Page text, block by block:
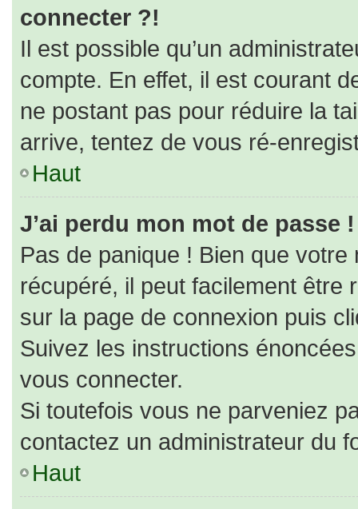
connecter ?!
Il est possible qu’un
compte. En effet, il est courant
ne postant pas pour réduire la
arrive, tentez de vous ré-
Haut
J’ai perdu mon mot de passe !
Pas de panique ! Bien que
récupéré, il peut facilement être
sur la page de connexion puis
Suivez les instructions
vous connecter.
Si toutefois vous ne parveniez
contactez un administrateur du
Haut